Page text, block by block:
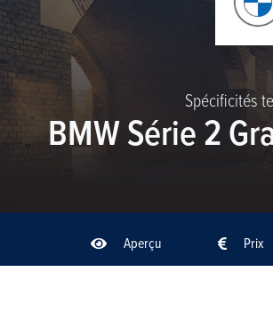
Spécificités
BMW Série 2
Aperçu Prix